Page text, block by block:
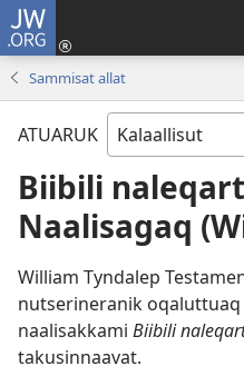
JW.ORG
Sammisat allat
ATUARUK
Biibili
Naalisagaq
William Tyndalep
nutserineranik
naalisakkami Biibili
takusinnaavat.